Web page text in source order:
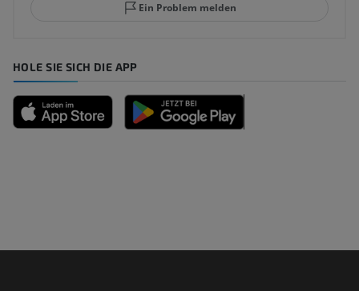
Ein Problem melden
HOLE SIE SICH DIE APP